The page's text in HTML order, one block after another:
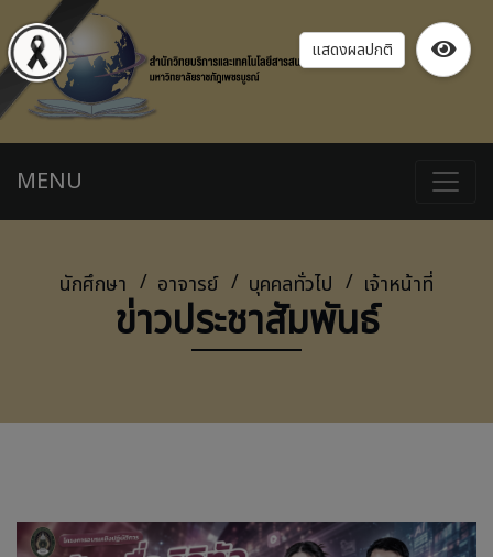
แสดงผลปกติ
MENU
นักศึกษา อาจารย์ บุคคลทั่วไป เจ้าหน้าที่
ข่าวประชาสัมพันธ์